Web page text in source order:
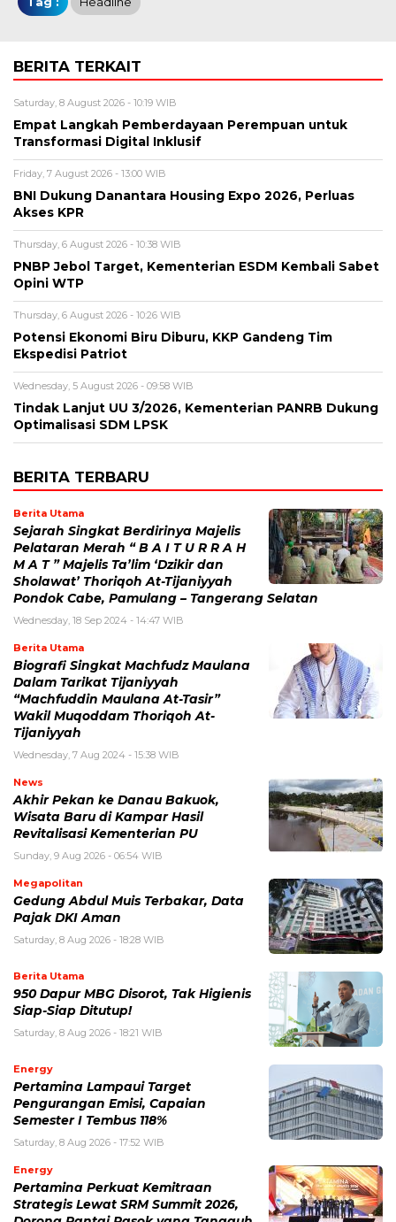
BERITA TERKAIT
Saturday, 8 August 2026 - 10:19 WIB
Empat Langkah Pemberdayaan Perempuan untuk
Transformasi Digital Inklusif
Friday, 7 August 2026 - 13:00 WIB
BNI Dukung Danantara Housing Expo 2026, Perluas
Akses KPR
Thursday, 6 August 2026 - 10:38 WIB
PNBP Jebol Target, Kementerian ESDM Kembali Sabet
Opini WTP
Thursday, 6 August 2026 - 10:26 WIB
Potensi Ekonomi Biru Diburu, KKP Gandeng Tim
Ekspedisi Patriot
Wednesday, 5 August 2026 - 09:58 WIB
Tindak Lanjut UU 3/2026, Kementerian PANRB Dukung
Optimalisasi SDM LPSK
BERITA TERBARU
Berita Utama
Sejarah Singkat Berdirinya Majelis
Pelataran Merah “ B A I T U R R A H
M A T ” Majelis Ta’lim ‘Dzikir dan
Sholawat’ Thoriqoh At-Tijaniyyah
Pondok Cabe, Pamulang – Tangerang Selatan
Wednesday, 18 Sep 2024 - 14:47 WIB
Berita Utama
Biografi Singkat Machfudz Maulana
Dalam Tarikat Tijaniyyah
“Machfuddin Maulana At-Tasir”
Wakil Muqoddam Thoriqoh At-
Tijaniyyah
Wednesday, 7 Aug 2024 - 15:38 WIB
News
Akhir Pekan ke Danau Bakuok,
Wisata Baru di Kampar Hasil
Revitalisasi Kementerian PU
Sunday, 9 Aug 2026 - 06:54 WIB
Megapolitan
Gedung Abdul Muis Terbakar, Data
Pajak DKI Aman
Saturday, 8 Aug 2026 - 18:28 WIB
Berita Utama
950 Dapur MBG Disorot, Tak Higienis
Siap-Siap Ditutup!
Saturday, 8 Aug 2026 - 18:21 WIB
Energy
Pertamina Lampaui Target
Pengurangan Emisi, Capaian
Semester I Tembus 118%
Saturday, 8 Aug 2026 - 17:52 WIB
Energy
Pertamina Perkuat Kemitraan
Strategis Lewat SRM Summit 2026,